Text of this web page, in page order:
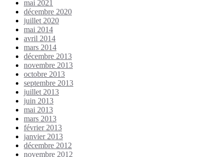
mai 2021
décembre 2020
juillet 2020
mai 2014
avril 2014
mars 2014
décembre 2013
novembre 2013
octobre 2013
septembre 2013
juillet 2013
juin 2013
mai 2013
mars 2013
février 2013
janvier 2013
décembre 2012
novembre 2012